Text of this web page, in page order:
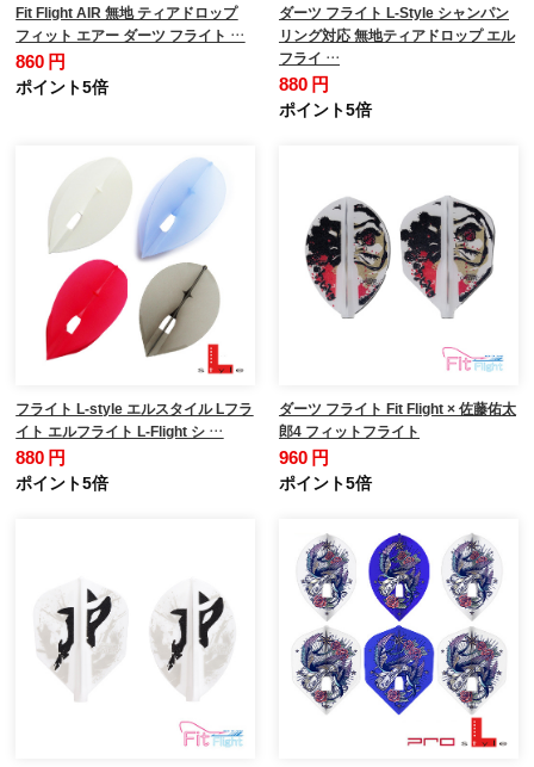
Fit Flight AIR 無地 ティアドロップ
フィット エアー ダーツ フライト …
860 円
ポイント5倍
ダーツ フライト L-Style シャンパン
リング対応 無地ティアドロップ エル
フライ …
880 円
ポイント5倍
フライト L-style エルスタイル Lフラ
イト エルフライト L-Flight シ …
880 円
ポイント5倍
ダーツ フライト Fit Flight × 佐藤佑太
郎4 フィットフライト
960 円
ポイント5倍